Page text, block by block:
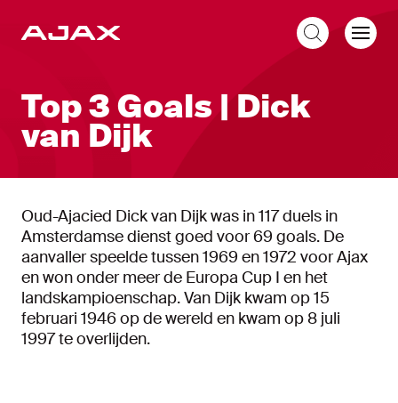
Top 3 Goals | Dick
van Dijk
Oud-Ajacied Dick van Dijk was in 117 duels in
Amsterdamse dienst goed voor 69 goals. De
aanvaller speelde tussen 1969 en 1972 voor Ajax
en won onder meer de Europa Cup I en het
landskampioenschap. Van Dijk kwam op 15
februari 1946 op de wereld en kwam op 8 juli
1997 te overlijden.